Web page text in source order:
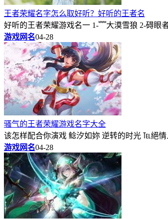
王者荣耀名字怎么取好听？好听的王者名
好听的王者荣耀游戏名一 1-﹌大漠雪狼 2-碍眼
游戏网名04-28
骚气的王者荣耀游戏名字大全
该怎样配合你演戏 鲶汐如妳 逆转的时光 ℡絕
游戏网名04-28